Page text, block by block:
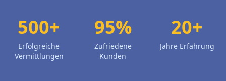
500+
Erfolgreiche
Vermittlungen
95%
Zufriedene
Kunden
20+
Jahre Erfahrung